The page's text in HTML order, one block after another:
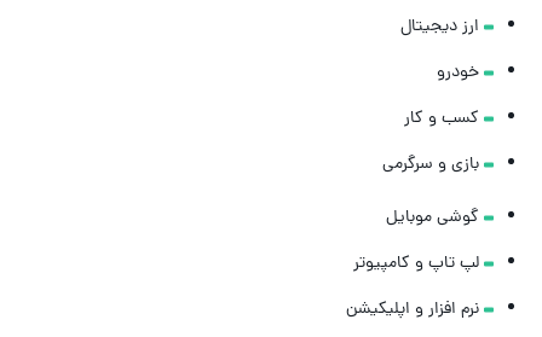
ارز دیجیتال
خودرو
کسب و کار
بازی و سرگرمی
گوشی موبایل
لپ تاپ و کامپیوتر
نرم افزار و اپلیکیشن